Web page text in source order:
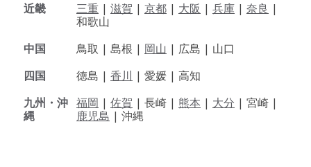
近畿
三重 | 滋賀 | 京都 | 大阪 | 兵庫 | 奈良 |
和歌山
中国
鳥取 | 島根 | 岡山 | 広島 | 山口
四国
徳島 | 香川 | 愛媛 | 高知
九州・沖
縄
福岡 | 佐賀 | 長崎 | 熊本 | 大分 | 宮崎 |
鹿児島 | 沖縄